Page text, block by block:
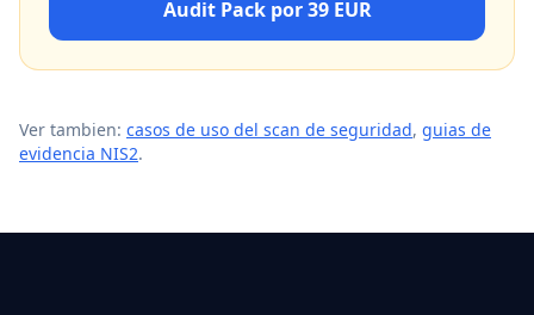
Audit Pack por 39 EUR
Ver tambien: casos de uso del scan de seguridad, guias de
evidencia NIS2.